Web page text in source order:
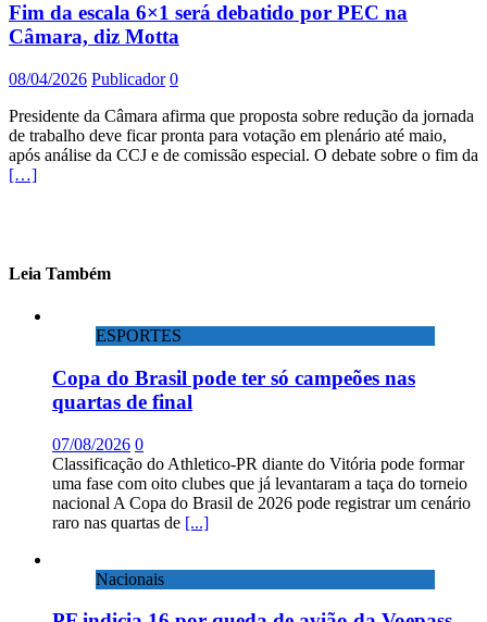
Fim da escala 6×1 será debatido por PEC na
Câmara, diz Motta
08/04/2026 Publicador 0
Presidente da Câmara afirma que proposta sobre redução da jornada
de trabalho deve ficar pronta para votação em plenário até maio,
após análise da CCJ e de comissão especial. O debate sobre o fim da
[…]
Leia Também
ESPORTES
Copa do Brasil pode ter só campeões nas
quartas de final
07/08/2026 0
Classificação do Athletico-PR diante do Vitória pode formar
uma fase com oito clubes que já levantaram a taça do torneio
nacional A Copa do Brasil de 2026 pode registrar um cenário
raro nas quartas de [...]
Nacionais